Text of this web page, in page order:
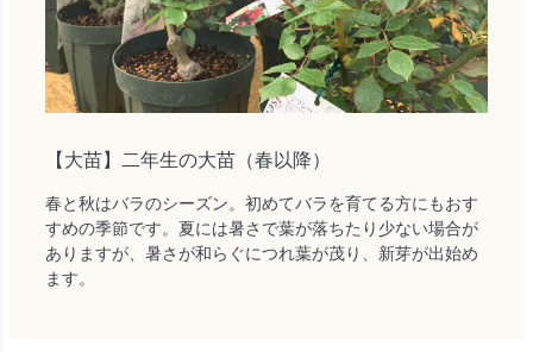
【大苗】二年生の大苗（春以降）
春と秋はバラのシーズン。初めてバラを育てる方にもおす
すめの季節です。夏には暑さで葉が落ちたり少ない場合が
ありますが、暑さが和らぐにつれ葉が茂り、新芽が出始め
ます。